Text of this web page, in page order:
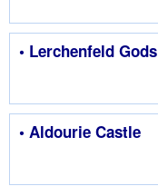
• Lerchenfeld Gods
• Aldourie Castle